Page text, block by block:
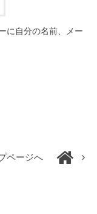
に自分の名前、メー
ページへ